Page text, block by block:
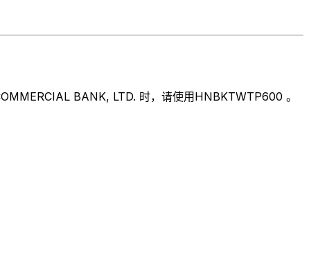
BANK, LTD. 时，请使用HNBKTWTP600 。